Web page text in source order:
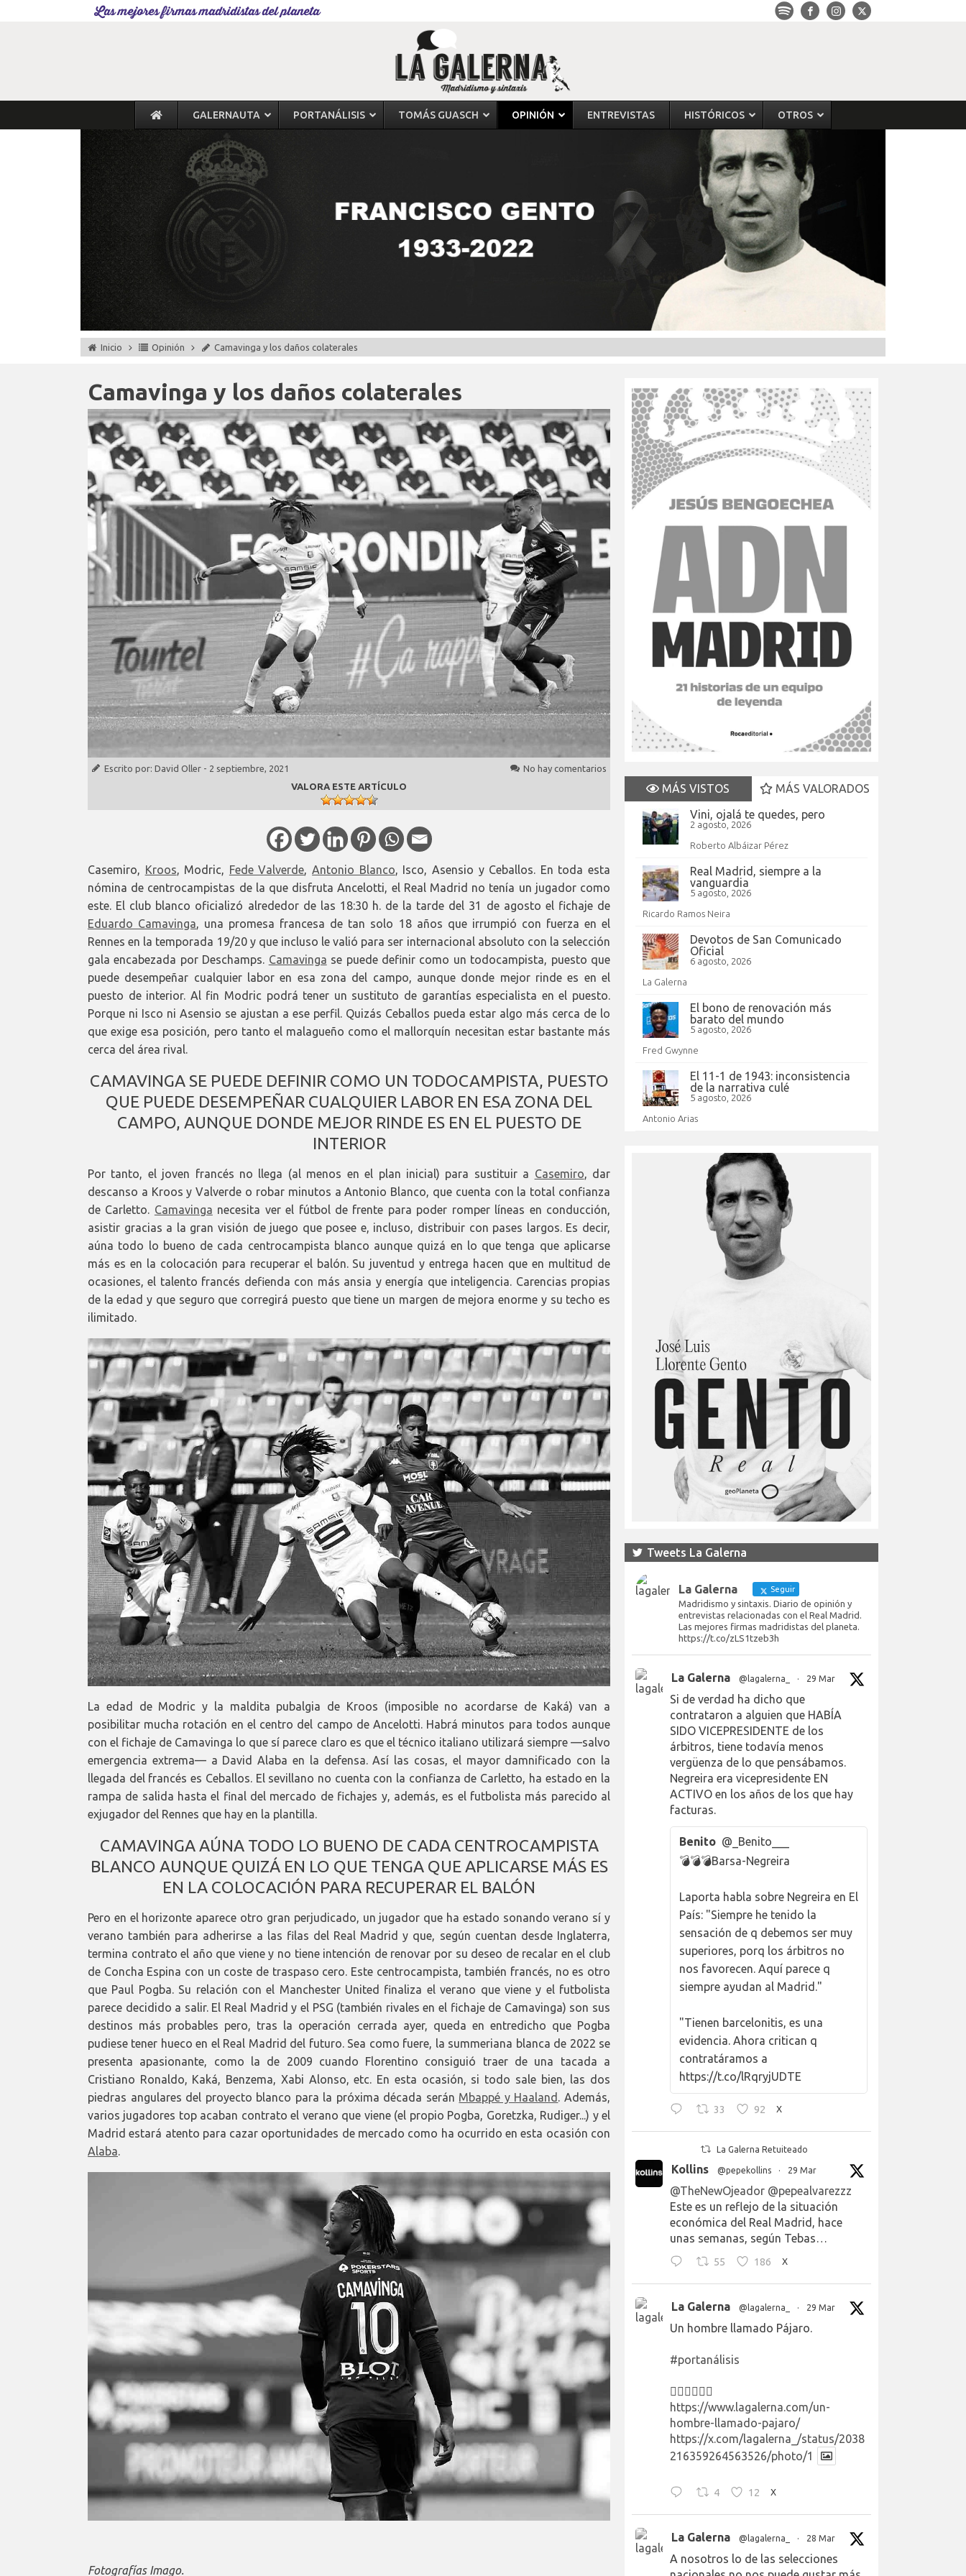
Las mejores firmas madridistas del planeta
GALERNAUTA PORTANÁLISIS TOMÁS GUASCH OPINIÓN ENTREVISTAS HISTÓRICOS OTROS
Inicio Opinión Camavinga y los daños colaterales
Camavinga y los daños colaterales
Escrito por: David Oller - 2 septiembre, 2021
No hay comentarios
VALORA ESTE ARTÍCULO
Casemiro, Kroos , Modric, Fede Valverde Antonio Blanco , Isco, Asensio y Ceballos. En toda esta
nómina de centrocampistas de la que disfruta Ancelotti, el Real Madrid no tenía un jugador como
este. El club blanco oficializó alrededor de las 18:30 h. de la tarde del 31 de agosto el fichaje de
Eduardo Camavinga , una promesa francesa de tan solo 18 años que irrumpió con fuerza en el
Rennes en la temporada 19/20 y que incluso le valió para ser internacional absoluto con la selección
gala encabezada por Deschamps. Camavinga se puede definir como un todocampista, puesto que
puede desempeñar cualquier labor en esa zona del campo, aunque donde mejor rinde es en el
puesto de interior. Al fin Modric podrá tener un sustituto de garantías especialista en el puesto.
Porque ni Isco ni Asensio se ajustan a ese perfil. Quizás Ceballos pueda estar algo más cerca de lo
que exige esa posición, pero tanto el malagueño como el mallorquín necesitan estar bastante más
cerca del área rival.
CAMAVINGA SE PUEDE DEFINIR COMO UN TODOCAMPISTA, PUESTO
QUE PUEDE DESEMPEÑAR CUALQUIER LABOR EN ESA ZONA DEL
CAMPO, AUNQUE DONDE MEJOR RINDE ES EN EL PUESTO DE
INTERIOR
Por tanto, el joven francés no llega (al menos en el plan inicial) para sustituir a Casemiro , dar
descanso a Kroos y Valverde o robar minutos a Antonio Blanco, que cuenta con la total confianza
de Carletto. Camavinga necesita ver el fútbol de frente para poder romper líneas en conducción,
asistir gracias a la gran visión de juego que posee e, incluso, distribuir con pases largos. Es decir,
aúna todo lo bueno de cada centrocampista blanco aunque quizá en lo que tenga que aplicarse
más es en la colocación para recuperar el balón. Su juventud y entrega hacen que en multitud de
ocasiones, el talento francés defienda con más ansia y energía que inteligencia. Carencias propias
de la edad y que seguro que corregirá puesto que tiene un margen de mejora enorme y su techo es
ilimitado.
La edad de Modric y la maldita pubalgia de Kroos (imposible no acordarse de Kaká) van a
posibilitar mucha rotación en el centro del campo de Ancelotti. Habrá minutos para todos aunque
con el fichaje de Camavinga lo que sí parece claro es que el técnico italiano utilizará siempre —salvo
emergencia extrema— a David Alaba en la defensa. Así las cosas, el mayor damnificado con la
llegada del francés es Ceballos. El sevillano no cuenta con la confianza de Carletto, ha estado en la
rampa de salida hasta el final del mercado de fichajes y, además, es el futbolista más parecido al
exjugador del Rennes que hay en la plantilla.
CAMAVINGA AÚNA TODO LO BUENO DE CADA CENTROCAMPISTA
BLANCO AUNQUE QUIZÁ EN LO QUE TENGA QUE APLICARSE MÁS ES
EN LA COLOCACIÓN PARA RECUPERAR EL BALÓN
Pero en el horizonte aparece otro gran perjudicado, un jugador que ha estado sonando verano sí y
verano también para adherirse a las filas del Real Madrid y que, según cuentan desde Inglaterra,
termina contrato el año que viene y no tiene intención de renovar por su deseo de recalar en el club
de Concha Espina con un coste de traspaso cero. Este centrocampista, también francés, no es otro
que Paul Pogba. Su relación con el Manchester United finaliza el verano que viene y el futbolista
parece decidido a salir. El Real Madrid y el PSG (también rivales en el fichaje de Camavinga) son sus
destinos más probables pero, tras la operación cerrada ayer, queda en entredicho que Pogba
pudiese tener hueco en el Real Madrid del futuro. Sea como fuere, la summeriana blanca de 2022 se
presenta apasionante, como la de 2009 cuando Florentino consiguió traer de una tacada a
Cristiano Ronaldo, Kaká, Benzema, Xabi Alonso, etc. En esta ocasión, si todo sale bien, las dos
piedras angulares del proyecto blanco para la próxima década serán Mbappé y Haaland . Además,
varios jugadores top acaban contrato el verano que viene (el propio Pogba, Goretzka, Rudiger...) y el
Madrid estará atento para cazar oportunidades de mercado como ha ocurrido en esta ocasión con
Alaba.
Fotografías Imago.
MÁS VISTOS
MÁS VALORADOS
Vini, ojalá te quedes, pero
2 agosto, 2026
Roberto Albáizar Pérez
Real Madrid, siempre a la
vanguardia
5 agosto, 2026
Ricardo Ramos Neira
Devotos de San Comunicado
Oficial
6 agosto, 2026
La Galerna
El bono de renovación más
barato del mundo
5 agosto, 2026
Fred Gwynne
El 11-1 de 1943: inconsistencia
de la narrativa culé
5 agosto, 2026
Antonio Arias
Tweets La Galerna
La Galerna Seguir
Madridismo y sintaxis. Diario de opinión y
entrevistas relacionadas con el Real Madrid.
Las mejores firmas madridistas del planeta.
https://t.co/zLS1tzeb3h
La Galerna @lagalerna_ · 29 Mar
Si de verdad ha dicho que
contrataron a alguien que HABÍA
SIDO VICEPRESIDENTE de los
árbitros, tiene todavía menos
vergüenza de lo que pensábamos.
Negreira era vicepresidente EN
ACTIVO en los años de los que hay
facturas.
Benito @_Benito___
💣💣💣Barsa-Negreira
Laporta habla sobre Negreira en El
País: "Siempre he tenido la
sensación de q debemos ser muy
superiores, porq los árbitros no
nos favorecen. Aquí parece q
siempre ayudan al Madrid."
"Tienen barcelonitis, es una
evidencia. Ahora critican q
contratáramos a
https://t.co/lRqryjUDTE
33 92 X
La Galerna Retuiteado
Kollins @pepekollins · 29 Mar
@TheNewOjeador @pepealvarezzz
Este es un reflejo de la situación
económica del Real Madrid, hace
unas semanas, según Tebas…
55 186 X
La Galerna @lagalerna_ · 29 Mar
Un hombre llamado Pájaro.
#portanálisis
👉🏻👉🏻👉🏻
https://www.lagalerna.com/un-
hombre-llamado-pajaro/
https://x.com/lagalerna_/status/2038
216359264563526/photo/1
4 12 X
La Galerna @lagalerna_ · 28 Mar
A nosotros lo de las selecciones